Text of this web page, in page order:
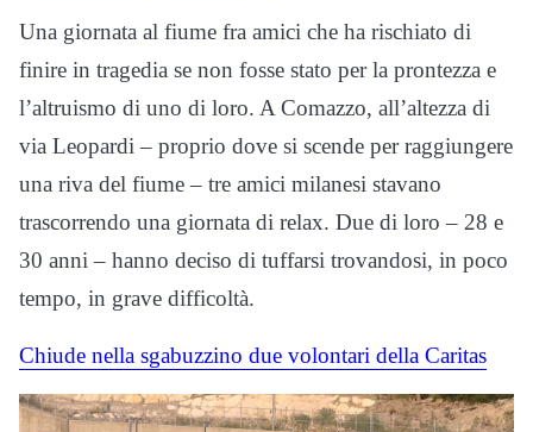
Una giornata al fiume fra amici che ha rischiato di
finire in tragedia se non fosse stato per la prontezza e
l’altruismo di uno di loro. A Comazzo, all’altezza di
via Leopardi – proprio dove si scende per raggiungere
una riva del fiume – tre amici milanesi stavano
trascorrendo una giornata di relax. Due di loro – 28 e
30 anni – hanno deciso di tuffarsi trovandosi, in poco
tempo, in grave difficoltà.
Chiude nella sgabuzzino due volontari della Caritas